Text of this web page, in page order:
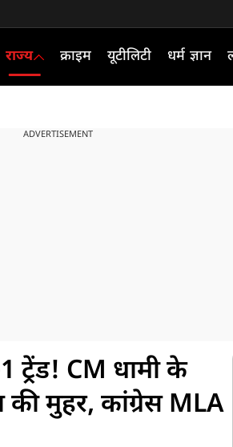
राज्य क्राइम यूटीलिटी धर्म ज्ञान
ADVERTISEMENT
ट्रेंड! CM धामी के
मुहर, कांग्रेस MLA